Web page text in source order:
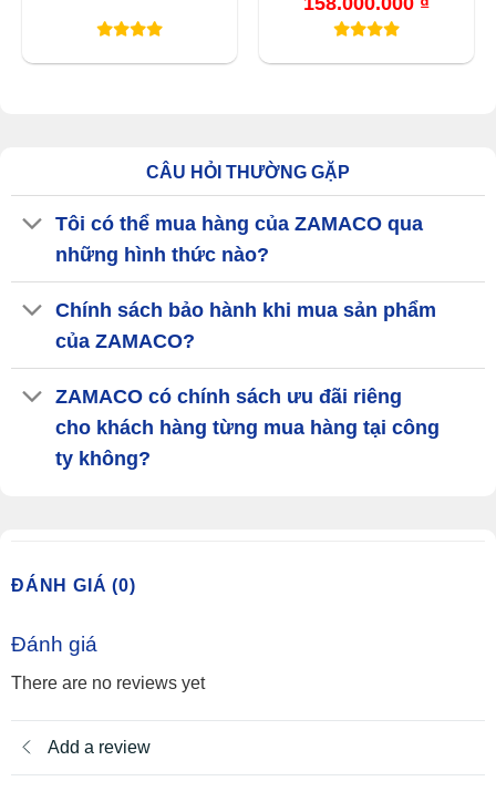
CÂU HỎI THƯỜNG GẶP
Tôi có thể mua hàng của ZAMACO qua
những hình thức nào?
Chính sách bảo hành khi mua sản phẩm
của ZAMACO?
ZAMACO có chính sách ưu đãi riêng
cho khách hàng từng mua hàng tại công
ty không?
ĐÁNH GIÁ (0)
Đánh giá
There are no reviews yet
Add a review